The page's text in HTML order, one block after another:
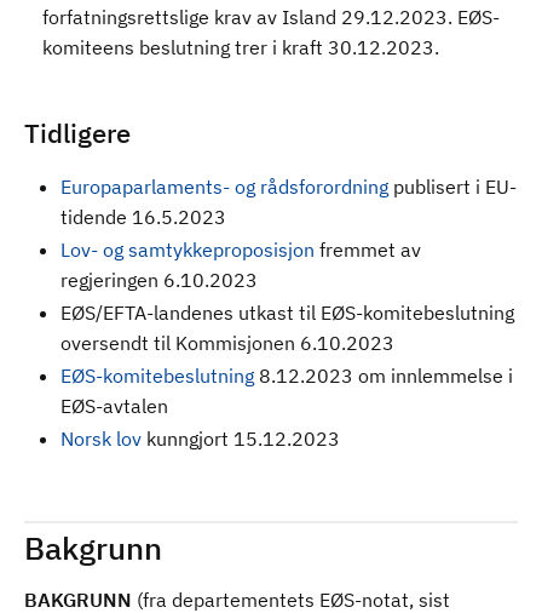
forfatningsrettslige krav av Island 29.12.2023. EØS-
komiteens beslutning trer i kraft 30.12.2023.
Tidligere
Europaparlaments- og rådsforordning publisert i EU-
tidende 16.5.2023
Lov- og samtykkeproposisjon fremmet av
regjeringen 6.10.2023
EØS/EFTA-landenes utkast til EØS-komitebeslutning
oversendt til Kommisjonen 6.10.2023
EØS-komitebeslutning 8.12.2023 om innlemmelse i
EØS-avtalen
Norsk lov kunngjort 15.12.2023
Bakgrunn
BAKGRUNN (fra departementets EØS-notat, sist